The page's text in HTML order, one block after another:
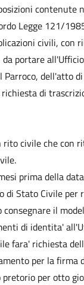
contenute
Legge 121/
civili, con
portare
Parroco, dell'atto
di
rito civile che con
prima della
di Stato Civile per
il
di identita'
fara' richiesta
per la firma
per otto